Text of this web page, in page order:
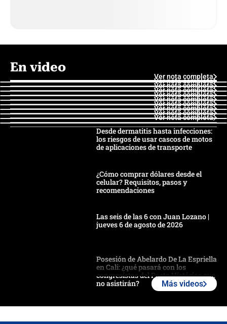
En video
Ver nota completa
Ver nota completa
Ver nota completa
Ver nota completa
Ver nota completa
Ver nota completa
Ver nota completa
Ver nota completa
Ver nota completa
Ver nota completa
Desde dermatitis hasta infecciones:
los riesgos de usar cascos de motos
de aplicaciones de transporte
¿Cómo comprar dólares desde el
celular? Requisitos, pasos y
recomendaciones
Las seis de las 6 con Juan Lozano |
jueves 6 de agosto de 2026
Posesión de Abelardo De La Espriella
en Cali: ¿qué pasará con los
congresistas del Pacto Histórico que
no asistirán?
Más videos